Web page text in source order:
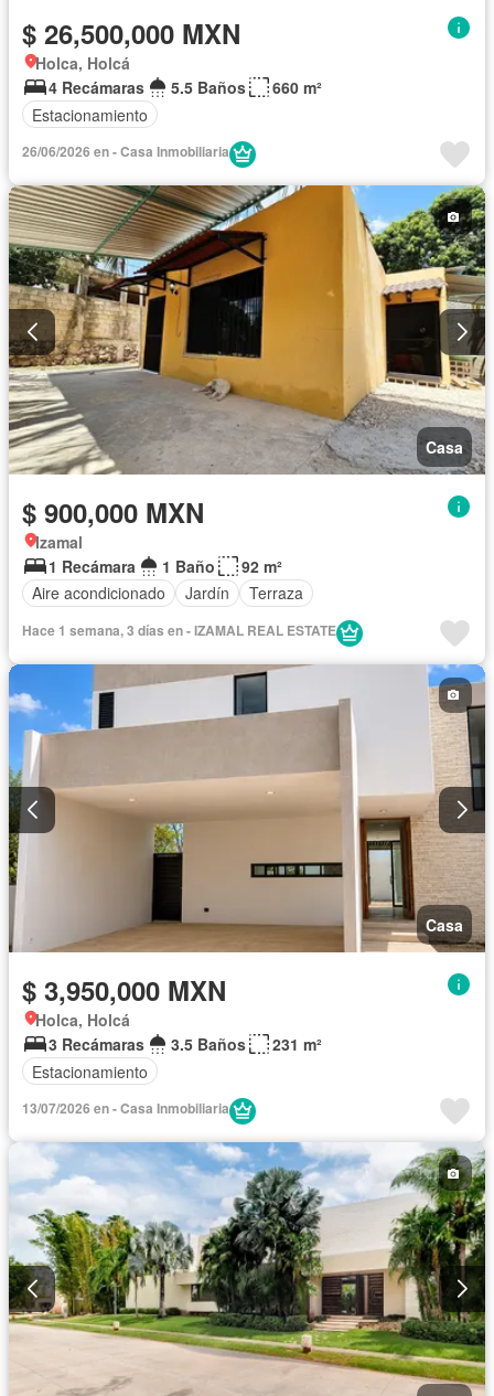
$ 26,500,000 MXN
Holca, Holcá
4 Recámaras
5.5 Baños
660 m²
Estacionamiento
26/06/2026 en - Casa Inmobiliaria
Casa
$ 900,000 MXN
Izamal
1 Recámara
1 Baño
92 m²
Aire acondicionado
Jardín Terraza
Hace 1 semana, 3 días en - IZAMAL REAL ESTATE
Casa
$ 3,950,000 MXN
Holca, Holcá
3 Recámaras
3.5 Baños
231 m²
Estacionamiento
13/07/2026 en - Casa Inmobiliaria